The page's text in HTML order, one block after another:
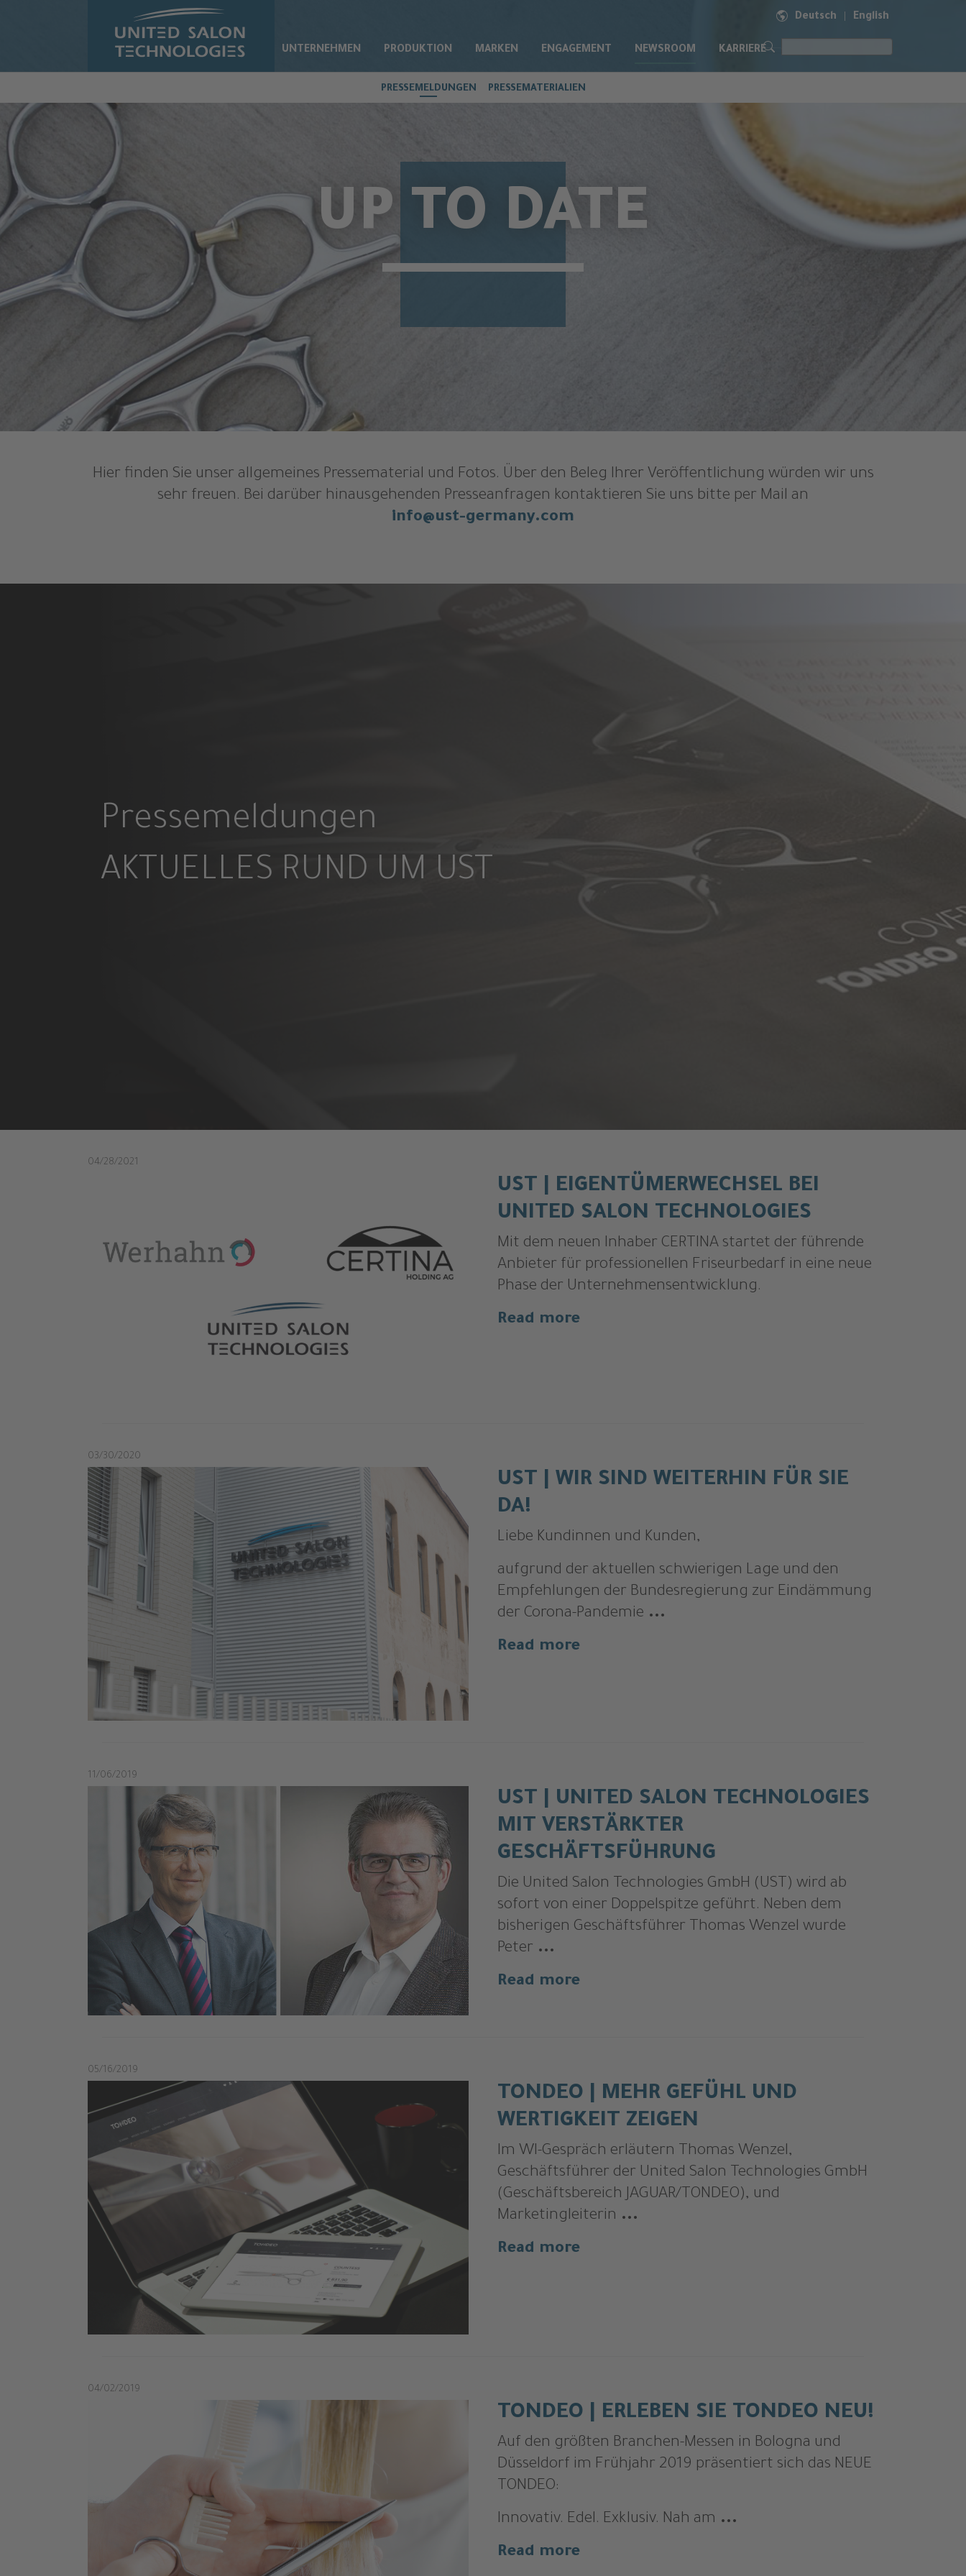
Zum Hauptinhalt springen
UNTERNEHMEN PRODUKTION MARKEN ENGAGEMENT NEWSROOM KARRIERE
Deutsch English
UP TO DATE
Hier finden Sie unser allgemeines Pressematerial und Fotos. Über den Beleg Ihrer Veröffentlichung würden wir uns
sehr freuen. Bei darüber hinausgehenden Presseanfragen kontaktieren Sie uns bitte per Mail an
info@ust-germany.com
PRESSEMELDUNGEN PRESSEMATERIALIEN
Pressemeldungen
AKTUELLES RUND UM UST
04/28/2021
UST | EIGENTÜMERWECHSEL BEI
UNITED SALON TECHNOLOGIES
Mit dem neuen Inhaber CERTINA startet der führende
Anbieter für professionellen Friseurbedarf in eine neue
Phase der Unternehmensentwicklung.
Read more
03/30/2020
UST | WIR SIND WEITERHIN FÜR SIE
DA!
Liebe Kundinnen und Kunden,
aufgrund der aktuellen schwierigen Lage und den
Empfehlungen der Bundesregierung zur Eindämmung
der Corona-Pandemie ...
Read more
11/06/2019
UST | UNITED SALON TECHNOLOGIES
MIT VERSTÄRKTER
GESCHÄFTSFÜHRUNG
Die United Salon Technologies GmbH (UST) wird ab
sofort von einer Doppelspitze geführt. Neben dem
bisherigen Geschäftsführer Thomas Wenzel wurde
Peter ...
Read more
05/16/2019
TONDEO | MEHR GEFÜHL UND
WERTIGKEIT ZEIGEN
Im WI-Gespräch erläutern Thomas Wenzel,
Geschäftsführer der United Salon Technologies GmbH
(Geschäftsbereich JAGUAR/TONDEO), und
Marketingleiterin ...
Read more
04/02/2019
TONDEO | ERLEBEN SIE TONDEO NEU!
Auf den größten Branchen-Messen in Bologna und
Düsseldorf im Frühjahr 2019 präsentiert sich das NEUE
TONDEO:
Innovativ. Edel. Exklusiv. Nah am ...
Read more